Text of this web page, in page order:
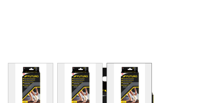
View larger imageView larger imageView larger image